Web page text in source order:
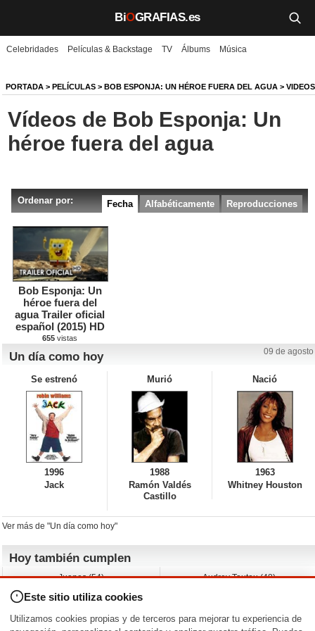
BiOGRAFIAS.es
Biografías
Películas
TV
Música
Galerías
Noticias
Iniciar sesión
Celebridades Películas & Backstage TV Álbums Música
PORTADA > PELÍCULAS > BOB ESPONJA: UN HÉROE FUERA DEL AGUA > VIDEOS
Vídeos de Bob Esponja: Un
héroe fuera del agua
Ordenar por: Reproducciones
Alfabéticamente
Fecha
Bob Esponja: Un
héroe fuera del
agua Trailer oficial
español (2015) HD
655 vistas
Un día como hoy 09 de agosto
Se estrenó
1996
Jack
Murió
1988
Ramón Valdés
Castillo
Nació
1963
Whitney Houston
Ver más de "Un día como hoy"
Hoy también cumplen
Juanes (54)
Jessica Capshaw (50)
Sam Elliott (82)
Jarvis Hayes (45)
Audrey Tautou (48)
The Edge (65)
Anna Kendrick (41)
Este sitio utiliza cookies
Utilizamos cookies propias y de terceros para mejorar tu experiencia de